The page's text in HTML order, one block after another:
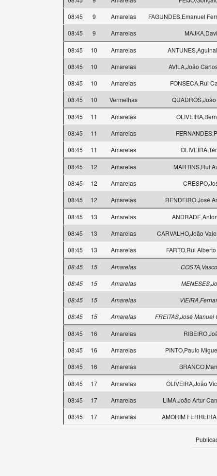
08:45
9 Amarelas
FAGUNDES,Emanuel
08:45
9 Amarelas
08:45 10 Amarelas
08:45
10 Amarelas
AVILA,João
08:45
10 Amarelas
FONSECA,Rui
08:45
10 Vermelhas
08:45 11 Amarelas
08:45
11 Amarelas
08:45
11 Amarelas
08:45 12 Amarelas
MARTINS,Rui
08:45
12 Amarelas
08:45
12 Amarelas RENDEIRO,José
08:45 13 Amarelas
08:45
13 Amarelas
CARVALHO,João
08:45
13 Amarelas FARTO,Rui
08:45 15 Amarelas
08:45
15 Amarelas
08:45
15 Amarelas
08:45
15 Amarelas FREITAS,José Manuel
08:45 16 Amarelas
08:45
16 Amarelas
PINTO,Paulo
08:45
16 Amarelas
08:45 17 Amarelas
OLIVEIRA,João
08:45
17 Amarelas
LIMA,João Artur
08:45
17 Amarelas AMORIM